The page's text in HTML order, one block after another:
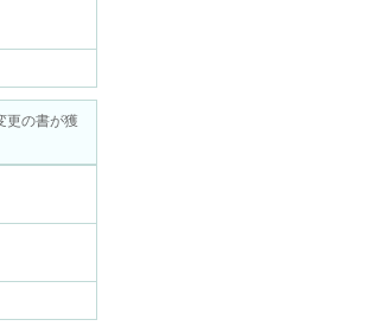
更の書が獲